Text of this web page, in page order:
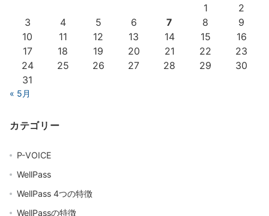
1
2
3
4 5 6 7 8
9
10
11 12 13 14 15
16
17
18 19 20 21 22
23
24
25 26 27 28 29
30
31
« 5月
カテゴリー
P-VOICE
WellPass
WellPass 4つの特徴
WellPassの特徴